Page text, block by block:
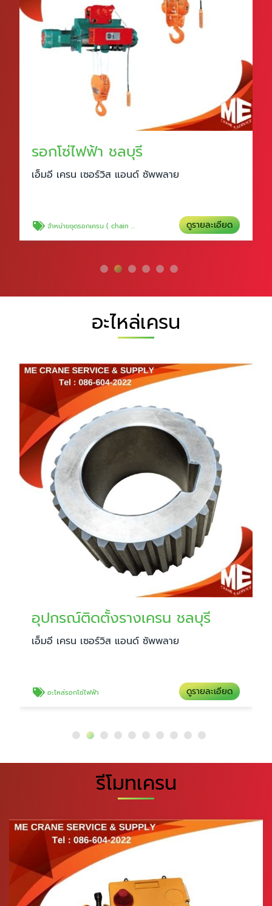
รอกโซ่ไฟฟ้า ชลบุรี
เอ็มอี เครน เซอร์วิส แอนด์ ซัพพลาย
จำหน่ายชุดรอกเครน ( chain hoist ) ดูรายละเอียด
อะไหล่เครน
อุปกรณ์ติดตั้งรางเครน ชลบุรี
เอ็มอี เครน เซอร์วิส แอนด์ ซัพพลาย
อะไหล่รอกโซ่ไฟฟ้า ดูรายละเอียด
รีโมทเครน